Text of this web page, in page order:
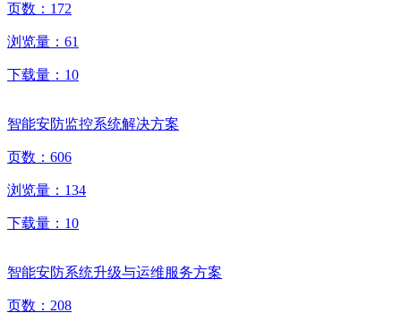
页数： 172
浏览量： 61
下载量： 10
智能安防监控系统解决方案
页数： 606
浏览量： 134
下载量： 10
智能安防系统升级与运维服务方案
页数： 208